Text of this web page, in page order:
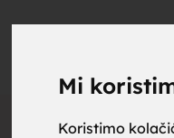
Mi
Koristimo